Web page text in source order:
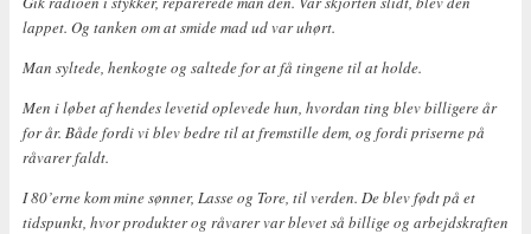
lappet. Og tanken om at smide mad ud var uhørt.
Man syltede, henkogte og saltede for at få tingene til at holde.
Men i løbet af hendes levetid oplevede hun, hvordan ting blev billigere år
for år. Både fordi vi blev bedre til at fremstille dem, og fordi priserne på
råvarer faldt.
I 80’erne kom mine sønner, Lasse og Tore, til verden. De blev født på et
tidspunkt, hvor produkter og råvarer var blevet så billige og arbejdskraften